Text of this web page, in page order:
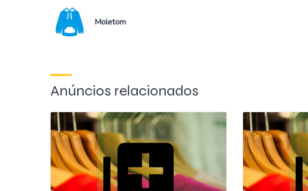
Moletom
Anúncios relacionados